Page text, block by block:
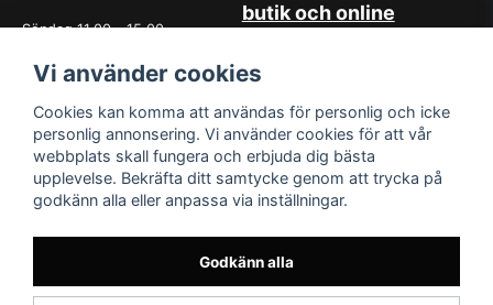
Söndag 11.00 - 15.00
OBS. Avvikande öppettider
butik och online
det sedan starten 1965 varit
kundservice. Du kan känna dig
trygg med köp hos oss
oavsett om det är i butiken i
Sundsvall eller online. Det går
lika bra att kontakta oss via
mail eller per telefon. Vår butik
med generösa öppettider har
funnits i över 50år.
Vi använder cookies
Cookies kan komma att användas för personlig och icke
personlig annonsering. Vi använder cookies för att vår
webbplats skall fungera och erbjuda dig bästa
upplevelse. Bekräfta ditt samtycke genom att trycka på
godkänn alla eller anpassa via inställningar.
Godkänn alla